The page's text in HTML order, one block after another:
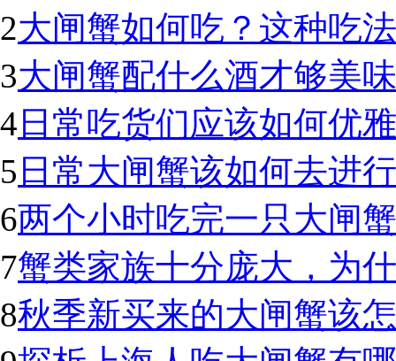
2大闸蟹如何吃？这种吃
3大闸蟹配什么酒才够美
4 日常吃货们应该如何优
5 日常大闸蟹该如何去进
6两个小时吃完一只大闸
7蟹类家族十分庞大，为
8秋季新买来的大闸蟹该